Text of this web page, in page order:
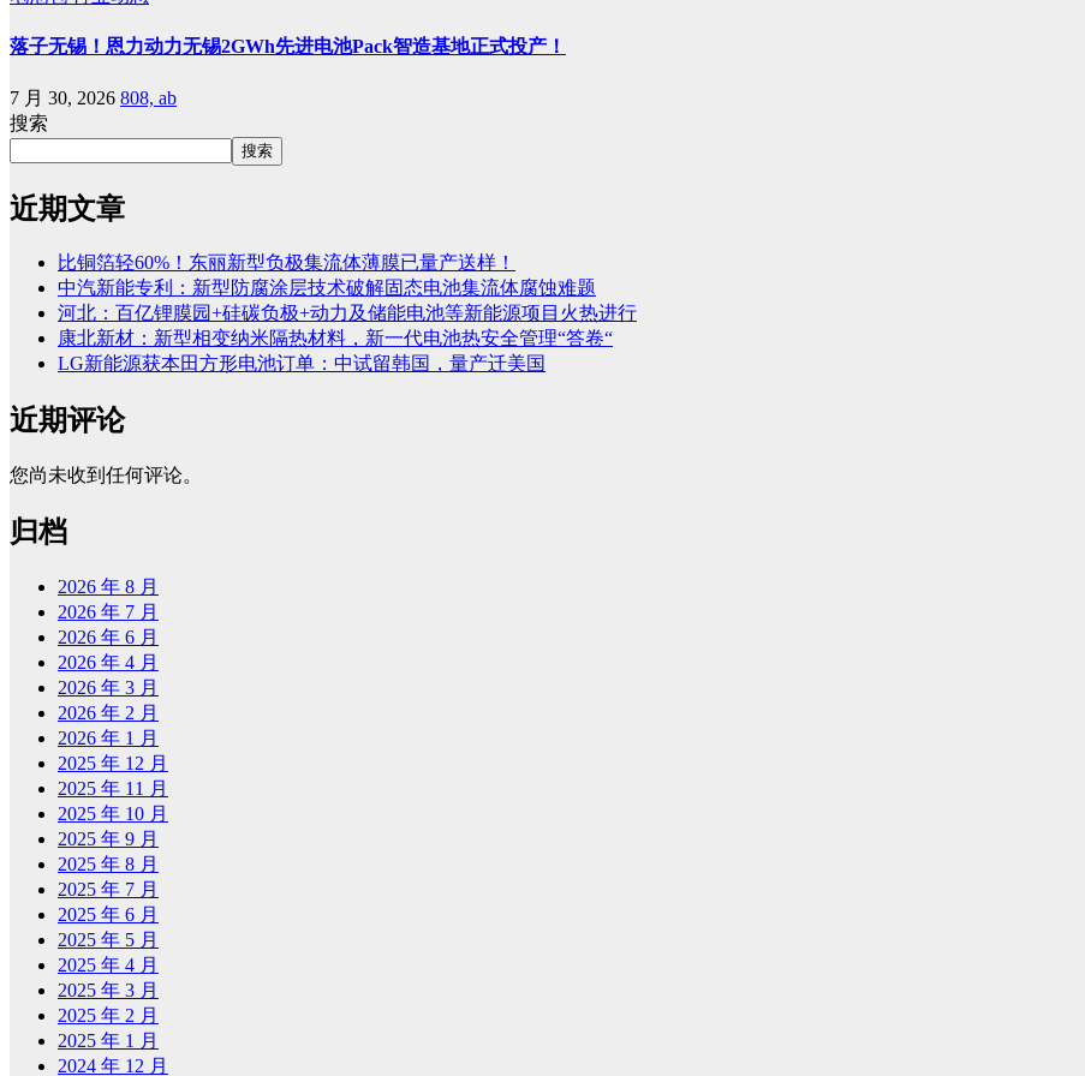
落子无锡！恩力动力无锡2GWh先进电池Pack智造基地正式投产！
7 月 30, 2026 808, ab
搜索
搜索
近期文章
比铜箔轻60%！东丽新型负极集流体薄膜已量产送样！
中汽新能专利：新型防腐涂层技术破解固态电池集流体腐蚀难题
河北：百亿锂膜园+硅碳负极+动力及储能电池等新能源项目火热进行
康北新材：新型相变纳米隔热材料，新一代电池热安全管理“答卷“
LG新能源获本田方形电池订单：中试留韩国，量产迁美国
近期评论
您尚未收到任何评论。
归档
2026 年 8 月
2026 年 7 月
2026 年 6 月
2026 年 4 月
2026 年 3 月
2026 年 2 月
2026 年 1 月
2025 年 12 月
2025 年 11 月
2025 年 10 月
2025 年 9 月
2025 年 8 月
2025 年 7 月
2025 年 6 月
2025 年 5 月
2025 年 4 月
2025 年 3 月
2025 年 2 月
2025 年 1 月
2024 年 12 月